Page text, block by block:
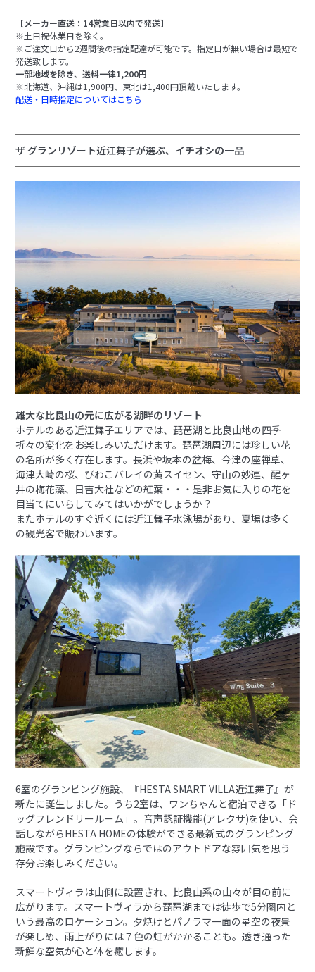
【メーカー直送：14営業日以内で発送】
※土日祝休業日を除く。
※ご注文日から2週間後の指定配達が可能です。指定日が無い場合は最短で
発送致します。
一部地域を除き、送料一律1,200円
※北海道、沖縄は1,900円、東北は1,400円頂戴いたします。
配送・日時指定についてはこちら
ザ グランリゾート近江舞子が選ぶ、イチオシの一品
雄大な比良山の元に広がる湖畔のリゾート
ホテルのある近江舞子エリアでは、琵琶湖と比良山地の四季
折々の変化をお楽しみいただけます。琵琶湖周辺には珍しい花
の名所が多く存在します。長浜や坂本の盆梅、今津の座禅草、
海津大崎の桜、びわこバレイの黄スイセン、守山の妙連、醒ヶ
井の梅花藻、日吉大社などの紅葉・・・是非お気に入りの花を
目当てにいらしてみてはいかがでしょうか？
またホテルのすぐ近くには近江舞子水泳場があり、夏場は多く
の観光客で賑わいます。
6室のグランピング施設、『HESTA SMART VILLA近江舞子』が
新たに誕生しました。うち2室は、ワンちゃんと宿泊できる「ド
ッグフレンドリールーム」。音声認証機能(アレクサ)を使い、会
話しながらHESTA HOMEの体験ができる最新式のグランピング
施設です。グランピングならではのアウトドアな雰囲気を思う
存分お楽しみください。
スマートヴィラは山側に設置され、比良山系の山々が目の前に
広がります。スマートヴィラから琵琶湖までは徒歩で5分圏内と
いう最高のロケーション。夕焼けとパノラマ一面の星空の夜景
が楽しめ、雨上がりには７色の虹がかかることも。透き通った
新鮮な空気が心と体を癒します。